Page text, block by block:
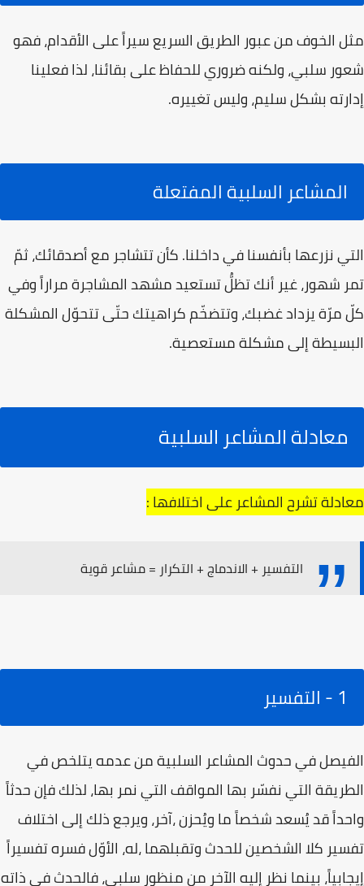
مثل الخوف من عبور الطريق السريع سيراً على الأقدام، فهو
شعور سلبي، ولكنه ضروري للحفاظ على بقائنا، لذا فعلينا
إدارته بشكل سليم، وليس تغييره.
المشاعر السلبية المفتعلة
التي نزرعها بأنفسنا في داخلنا. كأن تتشاجر مع أصدقائك، ثمّ
تمر شهور، غير أنك تظلُّ تستعيد مشهد المشاجرة مراراً وفي
كلّ مرّة يزداد غضبك، وتتضخّم كراهيتك حتّى تتحوّل المشكلة
البسيطة إلى مشكلة مستعصية.
معادلة المشاعر السلبية
معادلة تشرح المشاعر على اختلافها :
التفسير + الاندماج + التكرار = مشاعر قوية
1 - التفسير
الفيصل في حدوث المشاعر السلبية من عدمه يتلخص في
الطريقة التي نفسّر بها المواقف التي نمر بها، لذلك فإن حدثاً
واحداً قد يُسعد شخصاً ما ويُحزن ،آخر، ويرجع ذلك إلى اختلاف
تفسير كلا الشخصين للحدث وتقبلهما ،له، الأوّل فسره تفسيراً
إيجابياً، بينما نظر إليه الآخر من منظور سلبي، فالحدث في ذاته